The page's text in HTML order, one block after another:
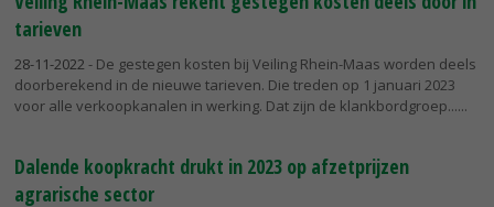
tarieven
28-11-2022 - De gestegen kosten bij Veiling Rhein-Maas worden deels
doorberekend in de nieuwe tarieven. Die treden op 1 januari 2023
voor alle verkoopkanalen in werking. Dat zijn de klankbordgroep...
Dalende koopkracht drukt in 2023 op afzetprijzen
agrarische sector